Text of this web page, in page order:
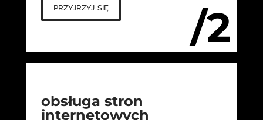
/2
przyjrzyj się
obsługa stron
internetowych